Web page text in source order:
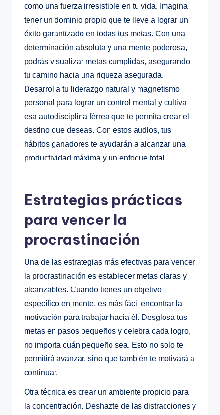
como una fuerza irresistible en tu vida. Imagina
tener un dominio propio que te lleve a lograr un
éxito garantizado en todas tus metas. Con una
determinación absoluta y una mente poderosa,
podrás visualizar metas cumplidas, asegurando
tu camino hacia una riqueza asegurada.
Desarrolla tu liderazgo natural y magnetismo
personal para lograr un control mental y cultiva
esa autodisciplina férrea que te permita crear el
destino que deseas. Con estos audios, tus
hábitos ganadores te ayudarán a alcanzar una
productividad máxima y un enfoque total.
Estrategias prácticas
para vencer la
procrastinación
Una de las estrategias más efectivas para vencer
la procrastinación es establecer metas claras y
alcanzables. Cuando tienes un objetivo
específico en mente, es más fácil encontrar la
motivación para trabajar hacia él. Desglosa tus
metas en pasos pequeños y celebra cada logro,
no importa cuán pequeño sea. Esto no solo te
permitirá avanzar, sino que también te motivará a
continuar.
Otra técnica es crear un ambiente propicio para
la concentración. Deshazte de las distracciones y